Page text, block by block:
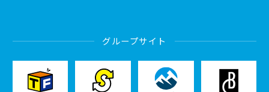
グループサイト